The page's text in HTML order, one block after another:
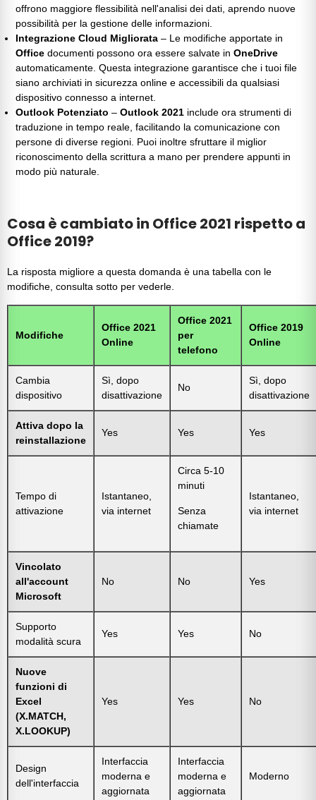
offrono maggiore flessibilità nell'analisi dei dati, aprendo nuove
possibilità per la gestione delle informazioni.
Integrazione Cloud Migliorata – Le modifiche apportate in
Office documenti possono ora essere salvate in OneDrive
automaticamente. Questa integrazione garantisce che i tuoi file
siano archiviati in sicurezza online e accessibili da qualsiasi
dispositivo connesso a internet.
Outlook Potenziato – Outlook 2021 include ora strumenti di
traduzione in tempo reale, facilitando la comunicazione con
persone di diverse regioni. Puoi inoltre sfruttare il miglior
riconoscimento della scrittura a mano per prendere appunti in
modo più naturale.
Cosa è cambiato in Office 2021 rispetto a
Office 2019?
La risposta migliore a questa domanda è una tabella con le
modifiche, consulta sotto per vederle.
Modifiche
Office 2021
Online
Office 2021
per
telefono
Office 2019
Online
Cambia
dispositivo
Sì, dopo
disattivazione
No
Sì, dopo
disattivazione
Attiva dopo la
reinstallazione
Yes Yes Yes
Tempo di
attivazione
Istantaneo,
via internet
Circa 5-10
minuti
Senza
chiamate
Istantaneo,
via internet
Vincolato
all'account
Microsoft
No No Yes
Supporto
modalità scura
Yes Yes No
Nuove
funzioni di
Excel
(X.MATCH,
X.LOOKUP)
Yes Yes No
Design
dell'interfaccia
Interfaccia
moderna e
aggiornata
Interfaccia
moderna e
aggiornata
Moderno